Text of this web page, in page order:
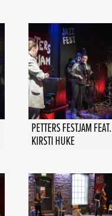
PETTERS FESTJAM FEAT.
KIRSTI HUKE